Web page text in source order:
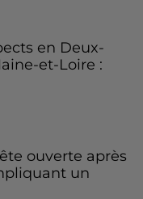
en Deux-
et-Loire :
ouverte après
un